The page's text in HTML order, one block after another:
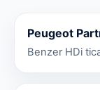
Peugeot
Benzer HDi